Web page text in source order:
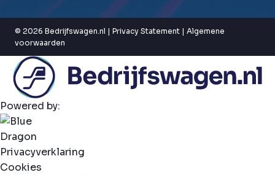
© 2026 Bedrijfswagen.nl | Privacy Statement | Algemene
voorwaarden
Powered by:
Privacyverklaring
Cookies